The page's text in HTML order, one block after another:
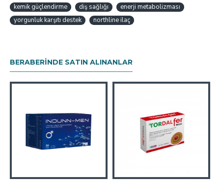
kemik güçlendirme diş sağlığı
enerji metabolizması
yorgunluk karşıtı destek
northline ilaç
BERABERINDE SATIN ALINANLAR